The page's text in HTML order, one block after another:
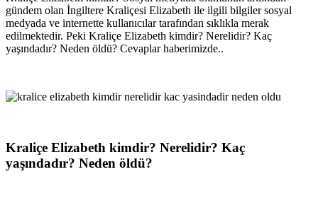
gündem olan İngiltere Kraliçesi Elizabeth ile ilgili bilgiler sosyal
medyada ve internette kullanıcılar tarafından sıklıkla merak
edilmektedir. Peki Kraliçe Elizabeth kimdir? Nerelidir? Kaç
yaşındadır? Neden öldü? Cevaplar haberimizde..
Kraliçe Elizabeth kimdir? Nerelidir? Kaç
yaşındadır? Neden öldü?